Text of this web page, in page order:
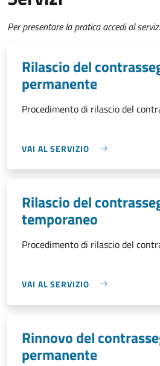
Per presentare la pratica accedi al
Rilascio del
permanente
Procedimento di rilascio del
VAI AL SERVIZIO
Rilascio del
temporaneo
Procedimento di rilascio del
VAI AL SERVIZIO
Rinnovo del
permanente